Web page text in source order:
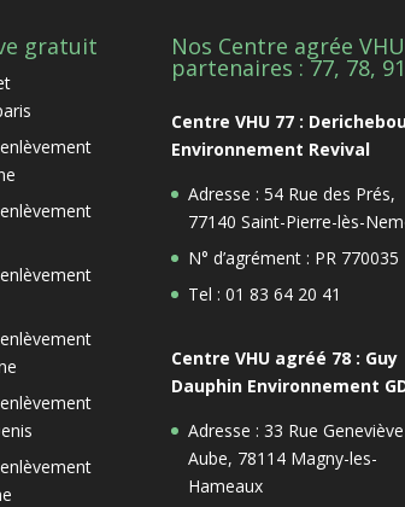
gratuit Nos Centre agrée VHU
partenaires : 77, 78, 91
Centre VHU 77 :
Environnement Revival
Adresse : 54 Rue des Prés,
77140 Saint-Pierre-lès-
N° d’agrément : PR 770035
Tel : 01 83 64 20 41
Centre VHU agréé 78 : Guy
Dauphin Environnement
Adresse : 33 Rue Geneviève
Aube, 78114 Magny-les-
Hameaux